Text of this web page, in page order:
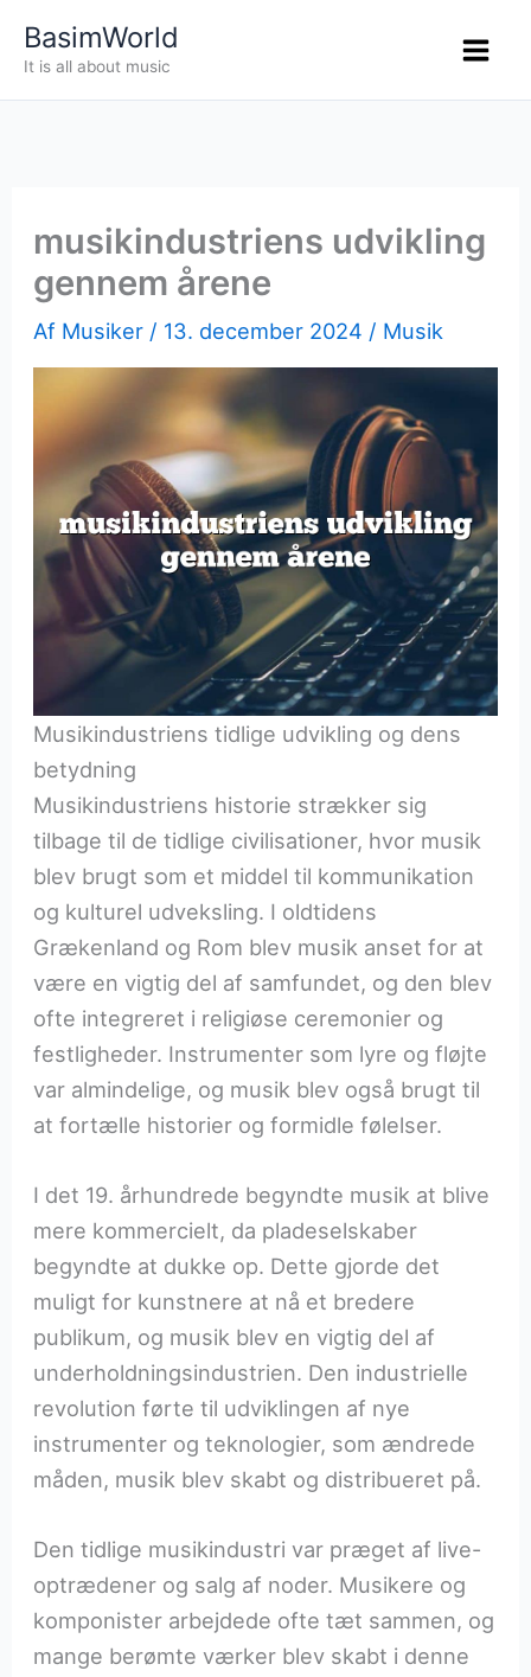
BasimWorld
It is all about music
musikindustriens udvikling
gennem årene
Af Musiker / 13. december 2024 / Musik
Musikindustriens tidlige udvikling og dens
betydning
Musikindustriens historie strækker sig
tilbage til de tidlige civilisationer, hvor musik
blev brugt som et middel til kommunikation
og kulturel udveksling. I oldtidens
Grækenland og Rom blev musik anset for at
være en vigtig del af samfundet, og den blev
ofte integreret i religiøse ceremonier og
festligheder. Instrumenter som lyre og fløjte
var almindelige, og musik blev også brugt til
at fortælle historier og formidle følelser.
I det 19. århundrede begyndte musik at blive
mere kommercielt, da pladeselskaber
begyndte at dukke op. Dette gjorde det
muligt for kunstnere at nå et bredere
publikum, og musik blev en vigtig del af
underholdningsindustrien. Den industrielle
revolution førte til udviklingen af nye
instrumenter og teknologier, som ændrede
måden, musik blev skabt og distribueret på.
Den tidlige musikindustri var præget af live-
optrædener og salg af noder. Musikere og
komponister arbejdede ofte tæt sammen, og
mange berømte værker blev skabt i denne